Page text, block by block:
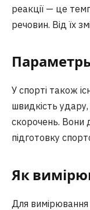
реакції — це
речовин. Від їх
У спорті також
швидкість удару,
скорочень. Вони
підготовку
Як
Для